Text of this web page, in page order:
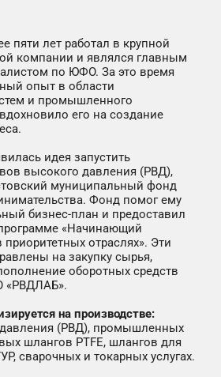
пяти лет работал в крупной
компании и являлся главным
по ЮФО. За это время
опыт в области
и промышленного
его на создание
идея запустить
высокого давления (РВД),
муниципальный фонд
Фонд помог ему
бизнес-план и предоставил
«Начинающий
отраслях». Эти
на закупку сырья,
оборотных средств
«РВДЛАБ».
на производстве:
(РВД), промышленных
шлангов PTFE, шлангов для
сварочных и токарных услугах.